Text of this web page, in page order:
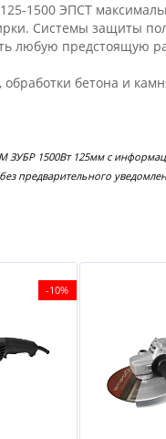
1500 ЭПСТ
Системы защиты
любую предстоящую
бетона и
1500Вт 125мм с
предварительного
-10%